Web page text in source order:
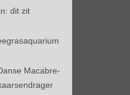
dit zit
Macabre-